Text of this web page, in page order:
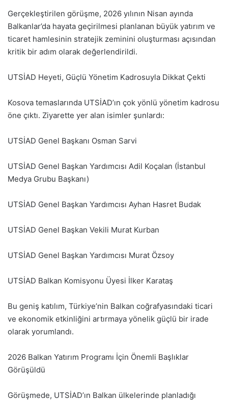
Gerçekleştirilen görüşme, 2026 yılının Nisan ayında
Balkanlar’da hayata geçirilmesi planlanan büyük yatırım ve
ticaret hamlesinin stratejik zeminini oluşturması açısından
kritik bir adım olarak değerlendirildi.
UTSİAD Heyeti, Güçlü Yönetim Kadrosuyla Dikkat Çekti
Kosova temaslarında UTSİAD’ın çok yönlü yönetim kadrosu
öne çıktı. Ziyarette yer alan isimler şunlardı:
UTSİAD Genel Başkanı Osman Sarvi
UTSİAD Genel Başkan Yardımcısı Adil Koçalan (İstanbul
Medya Grubu Başkanı)
UTSİAD Genel Başkan Yardımcısı Ayhan Hasret Budak
UTSİAD Genel Başkan Vekili Murat Kurban
UTSİAD Genel Başkan Yardımcısı Murat Özsoy
UTSİAD Balkan Komisyonu Üyesi İlker Karataş
Bu geniş katılım, Türkiye’nin Balkan coğrafyasındaki ticari
ve ekonomik etkinliğini artırmaya yönelik güçlü bir irade
olarak yorumlandı.
2026 Balkan Yatırım Programı İçin Önemli Başlıklar
Görüşüldü
Görüşmede, UTSİAD’ın Balkan ülkelerinde planladığı